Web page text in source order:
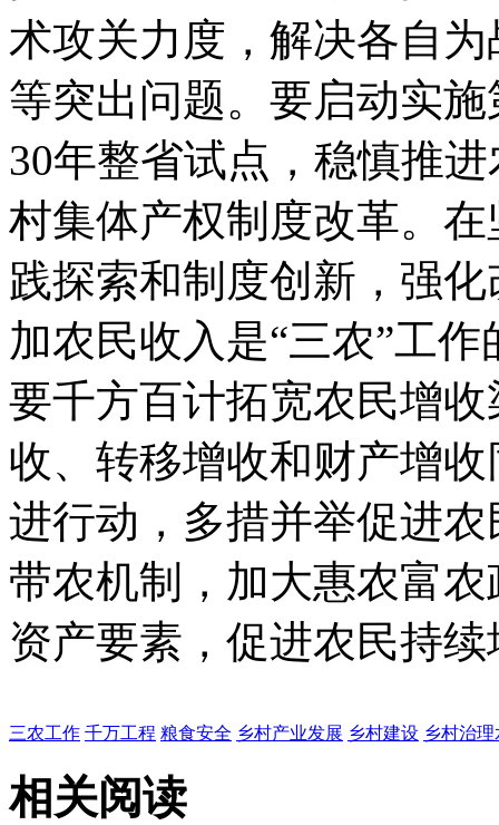
术攻关力度，解决各自
等突出问题。要启动实
30年整省试点，稳慎推
村集体产权制度改革。
践探索和制度创新，强
加农民收入是“三农”工
要千方百计拓宽农民增
收、转移增收和财产增
进行动，多措并举促进
带农机制，加大惠农富
资产要素，促进农民持
三农工作 千万工程 粮食安全 乡村产业发展 乡村建设 乡村治理
相关阅读